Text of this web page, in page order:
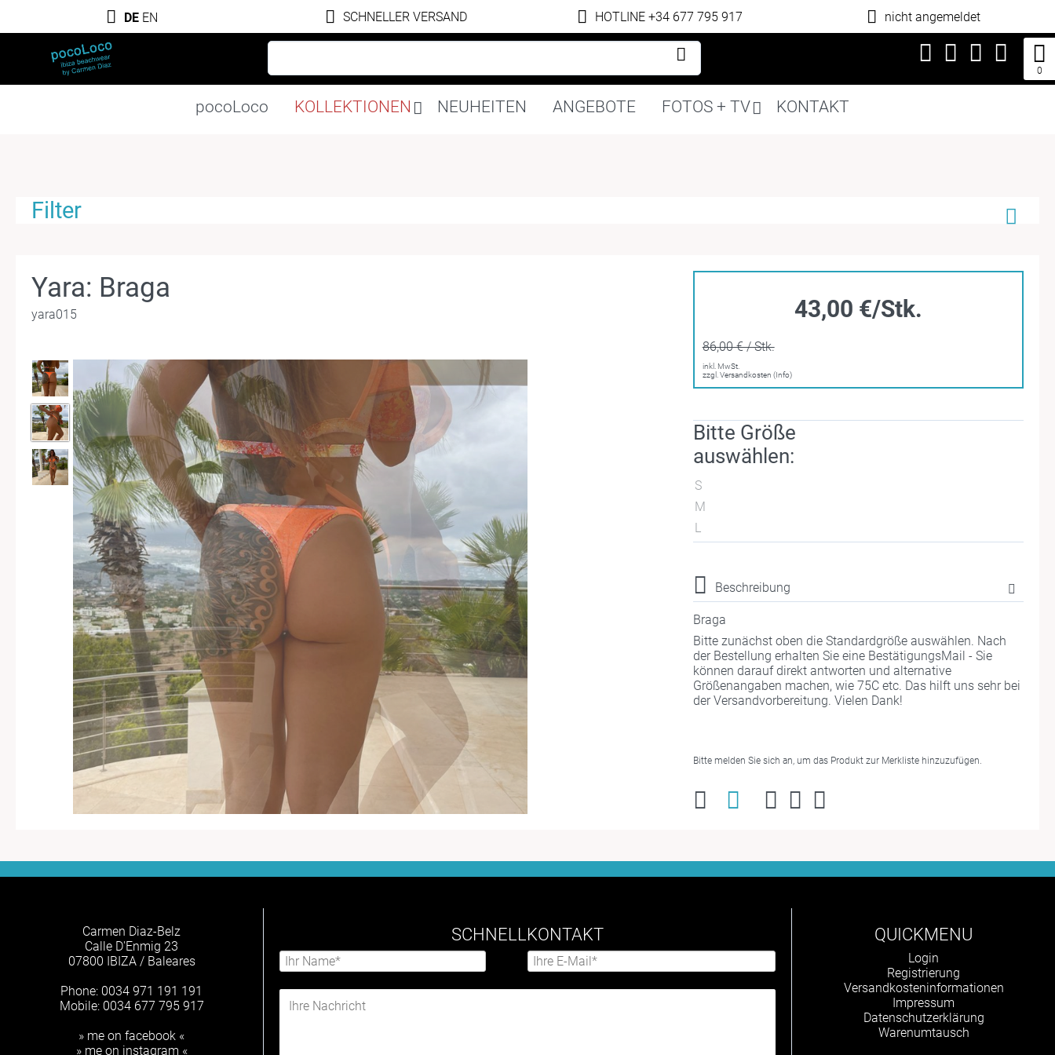
DE EN SCHNELLER VERSAND HOTLINE +34 677 795 917 nicht angemeldet
Navigation
überspringen
pocoLoco KOLLEKTIONEN NEUHEITEN ANGEBOTE FOTOS + TV KONTAKT
0
Filter
Yara: Braga
yara015 43,00 €/Stk.
86,00 € / Stk.
inkl. MwSt.
zzgl. Versandkosten (Info)
Bitte Größe
auswählen:
S
M
L
Beschreibung
Braga
Bitte zunächst oben die Standardgröße auswählen. Nach
der Bestellung erhalten Sie eine BestätigungsMail - Sie
können darauf direkt antworten und alternative
Größenangaben machen, wie 75C etc. Das hilft uns sehr bei
der Versandvorbereitung. Vielen Dank!
Bitte melden Sie sich an, um das Produkt zur Merkliste hinzuzufügen.
Carmen Diaz-Belz
Calle D'Enmig 23
07800 IBIZA / Baleares
Phone: 0034 971 191 191
Mobile: 0034 677 795 917
» me on facebook «
» me on instagram «
SCHNELLKONTAKT QUICKMENU
Navigation
überspringen
Login
Registrierung
Versandkosteninformationen
Impressum
Datenschutzerklärung
Warenumtausch